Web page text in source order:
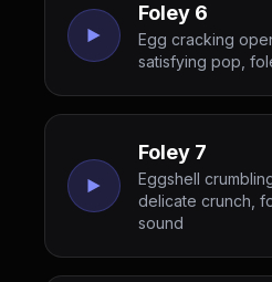
Foley 6
Egg cracking
satisfying pop,
Foley 7
Eggshell
delicate crunch,
sound